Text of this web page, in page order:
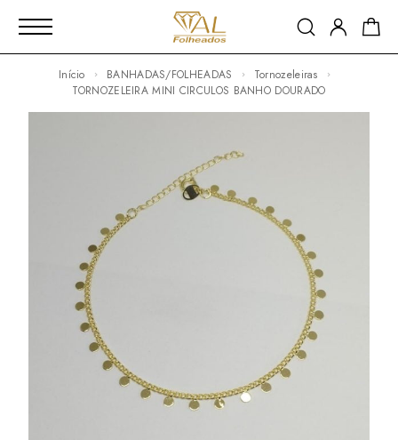
Início BANHADAS/FOLHEADAS
Tornozeleiras
TORNOZELEIRA MINI CIRCULOS BANHO DOURADO